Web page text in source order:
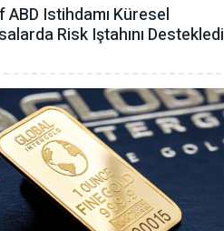
ABD Istihdamı Küresel
Risk Iştahını Destekledi